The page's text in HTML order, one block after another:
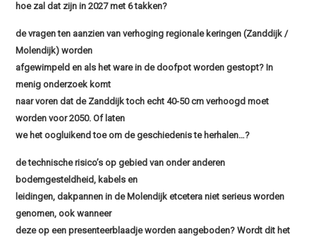
hoe zal dat zijn in 2027 met 6 takken?
de vragen ten aanzien van verhoging regionale keringen (Zanddijk /
Molendijk) worden
afgewimpeld en als het ware in de doofpot worden gestopt? In
menig onderzoek komt
naar voren dat de Zanddijk toch echt 40-50 cm verhoogd moet
worden voor 2050. Of laten
we het oogluikend toe om de geschiedenis te herhalen…?
de technische risico’s op gebied van onder anderen
bodemgesteldheid, kabels en
leidingen, dakpannen in de Molendijk etcetera niet serieus worden
genomen, ook wanneer
deze op een presenteerblaadje worden aangeboden? Wordt dit het